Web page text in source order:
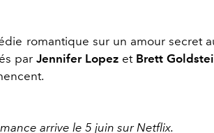
romantique sur un amour secret
par Jennifer Lopez et Brett
arrive le 5 juin sur Netflix.